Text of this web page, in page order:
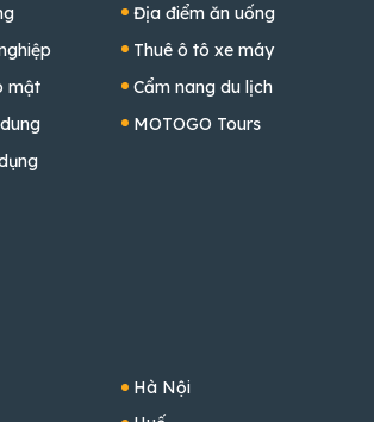
mật
Địa điểm ăn uống
Thuê ô tô xe máy
Cẩm nang du lịch
MOTOGO Tours
Hà Nội